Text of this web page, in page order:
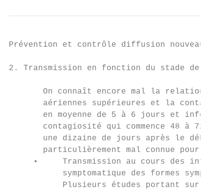
Prévention et contrôle diffusion
2. Transmission en fonction du stade de
On connaît encore mal la relation
aériennes supérieures et la
en moyenne de 5 à 6 jours et
contagiosité qui commence 48 à 72h
une dizaine de jours après le
particulièrement mal connue pour
•     Transmission au cours des
symptomatique des formes
Plusieurs études portant sur